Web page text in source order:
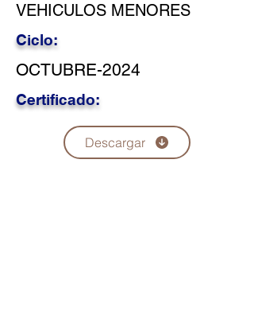
VEHICULOS MENORES
Ciclo:
OCTUBRE-2024
Certificado:
Descargar